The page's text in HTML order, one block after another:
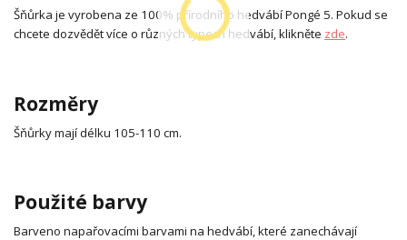
Šňůrka je vyrobena ze 100% přírodního hedvábí Pongé 5. Pokud se
chcete dozvědět více o různých typech hedvábí, klikněte zde.
Rozměry
Šňůrky mají délku 105-110 cm.
Použité barvy
Barveno napařovacími barvami na hedvábí, které zanechávají